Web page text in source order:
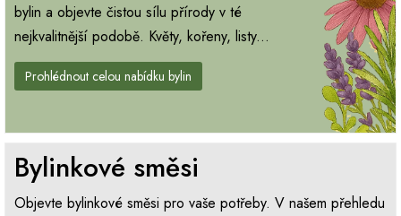
bylin a objevte čistou sílu přírody v té
nejkvalitnější podobě. Květy, kořeny, listy...
Prohlédnout celou nabídku bylin
Bylinkové směsi
Objevte bylinkové směsi pro vaše potřeby. V našem přehledu